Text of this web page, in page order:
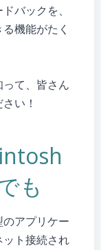
バックを、
機能がたく
て、皆さん
い！
も
アプリケー
ト接続され